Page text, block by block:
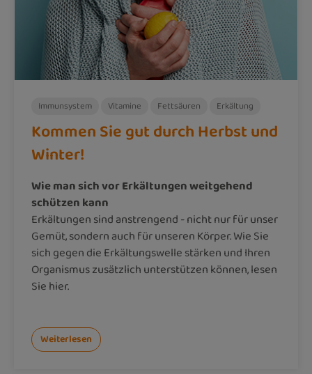
Immunsystem Vitamine Fettsäuren Erkältung
Kommen Sie gut durch Herbst und
Winter!
Wie man sich vor Erkältungen weitgehend
schützen kann
Erkältungen sind anstrengend - nicht nur für unser
Gemüt, sondern auch für unseren Körper. Wie Sie
sich gegen die Erkältungswelle stärken und Ihren
Organismus zusätzlich unterstützen können, lesen
Sie hier.
Weiterlesen